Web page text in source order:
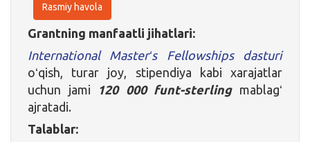
Rasmiy havola
Grantning manfaatli jihatlari:
International Masterʻs Fellowships dasturi
oʻqish, turar joy, stipendiya kabi xarajatlar
uchun jami
120 000 funt-sterling mablagʻ
ajratadi.
Talablar: